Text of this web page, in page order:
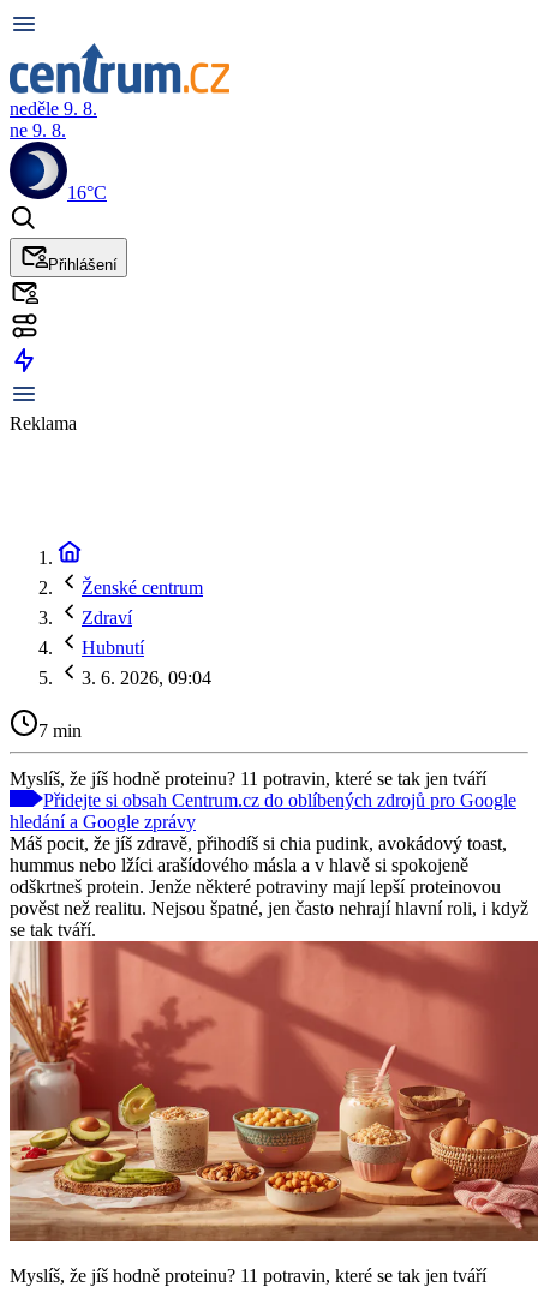
neděle 9. 8.
ne 9. 8.
16°C
Přihlášení
Reklama
Ženské centrum
Zdraví
Hubnutí
3. 6. 2026, 09:04
7 min
Myslíš, že jíš hodně proteinu? 11 potravin, které se tak jen tváří
Přidejte si obsah Centrum.cz do oblíbených zdrojů pro Google
hledání a Google zprávy
Máš pocit, že jíš zdravě, přihodíš si chia pudink, avokádový toast,
hummus nebo lžíci arašídového másla a v hlavě si spokojeně
odškrtneš protein. Jenže některé potraviny mají lepší proteinovou
pověst než realitu. Nejsou špatné, jen často nehrají hlavní roli, i když
se tak tváří.
Myslíš, že jíš hodně proteinu? 11 potravin, které se tak jen tváří